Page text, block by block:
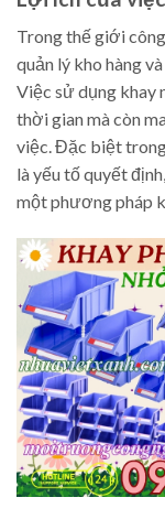
Trong thế giới
quản lý kho hàng
Việc sử dụng khay
thời gian mà còn
việc. Đặc biệt
là yếu tố quyết
một phương pháp